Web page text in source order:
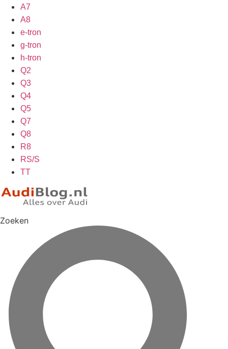
A7
A8
e-tron
g-tron
h-tron
Q2
Q3
Q4
Q5
Q7
Q8
R8
RS/S
TT
Zoeken